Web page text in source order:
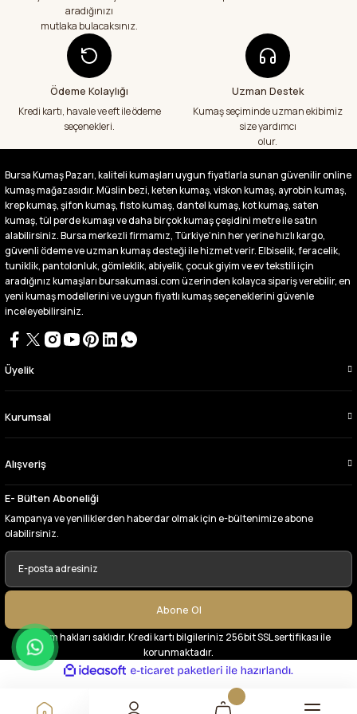
kumaş aldım hem ölçü olarak hem
görüntü,doku olarak çok memnun kaldım
emeği geçenlere teşekkür ediyorum
A... S... | 24/07/2026
Fiyatlar uygun ve çok fazla seçenek var
büyük kolaylık emeği geçenlere teşekkür
Buradan ikinci alışverişim ikisinden de çok
memnun kaldım teşekkürler.
Büşra Singeç | 02/07/2026
Bursa kumaş pazarından defalarca kumaş
aldım videoda anlatılıp gosterildigi gibi
çıktı. bu zamana kadar sorun yaşamadım
uygun fiyatlarından ve kalitesinden dolayı
tercih ettiğim kumaşçi
D... Ç... | 27/06/2026
Çok memnun kaldım,teşekkürler
aradığınızı
mutlaka bulacaksınız.
Ödeme Kolaylığı
Kredi kartı, havale ve eft ile ödeme
seçenekleri.
Uzman Destek
Kumaş seçiminde uzman ekibimiz
size yardımcı
olur.
Bursa Kumaş Pazarı, kaliteli kumaşları uygun fiyatlarla sunan güvenilir online
kumaş mağazasıdır. Müslin bezi, keten kumaş, viskon kumaş, ayrobin kumaş,
krep kumaş, şifon kumaş, fisto kumaş, dantel kumaş, kot kumaş, saten
kumaş, tül perde kumaşı ve daha birçok kumaş çeşidini metre ile satın
alabilirsiniz. Bursa merkezli firmamız, Türkiye’nin her yerine hızlı kargo,
güvenli ödeme ve uzman kumaş desteği ile hizmet verir. Elbiselik, feracelik,
tuniklik, pantolonluk, gömleklik, abiyelik, çocuk giyim ve ev tekstili için
aradığınız kumaşları bursakumasi.com üzerinden kolayca sipariş verebilir, en
yeni kumaş modellerini ve uygun fiyatlı kumaş seçeneklerini güvenle
inceleyebilirsiniz.
Üyelik
Kurumsal
Alışveriş
E- Bülten Aboneliği
Kampanya ve yeniliklerden haberdar olmak için e-bültenimize abone
olabilirsiniz.
Abone Ol
© Tüm hakları saklıdır. Kredi kartı bilgileriniz 256bit SSL sertifikası ile
korunmaktadır.
ideasoft
e-
paketleri